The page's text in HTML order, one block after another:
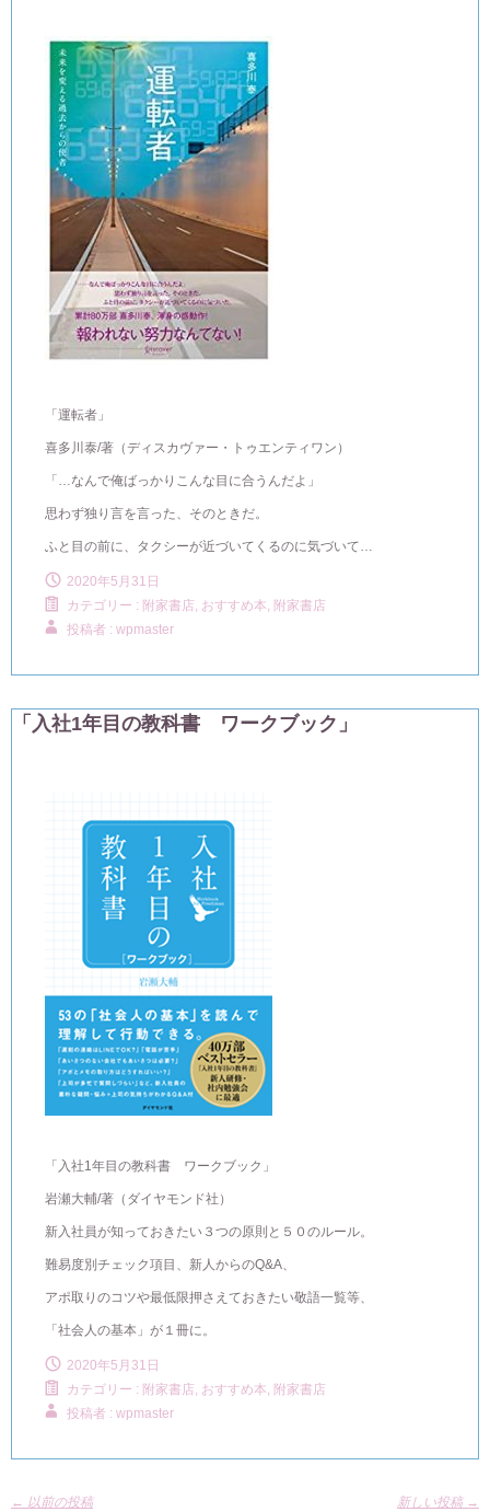
「運転者」
喜多川泰/著（ディスカヴァー・トゥエンティワン）
「…なんで俺ばっかりこんな目に合うんだよ」
思わず独り言を言った、そのときだ。
ふと目の前に、タクシーが近づいてくるのに気づいて…
2020年5月31日
カテゴリー : 附家書店, おすすめ本 附家書店
投稿者 : wpmaster
「入社1年目の教科書 ワークブック」
「入社1年目の教科書 ワークブック」
岩瀬大輔/著（ダイヤモンド社）
新入社員が知っておきたい３つの原則と５０のルール。
難易度別チェック項目、新人からのQ&A、
アポ取りのコツや最低限押さえておきたい敬語一覧等、
「社会人の基本」が１冊に。
2020年5月31日
カテゴリー : 附家書店, おすすめ本, 附家書店
投稿者 : wpmaster
← 以前の投稿 新しい投稿 →